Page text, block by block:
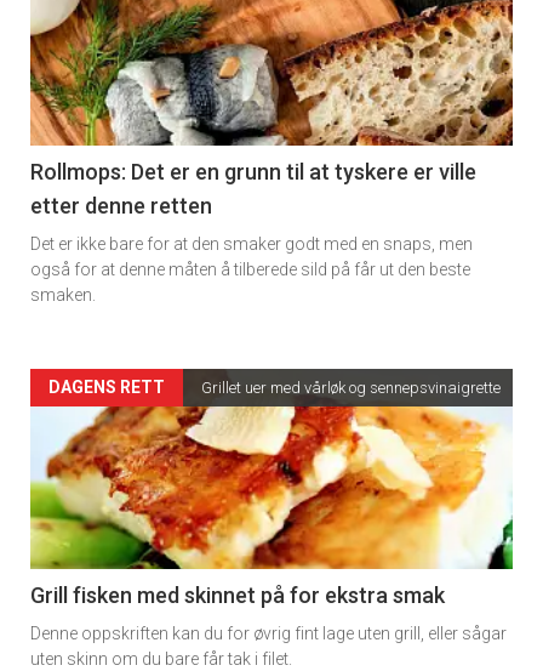
detail
-
section
11
Dagens
rett
Rollmops: Det er en grunn til at tyskere er ville
etter denne retten
Det er ikke bare for at den smaker godt med en snaps, men
også for at denne måten å tilberede sild på får ut den beste
smaken.
Artikler
detail
-
section
11
Ukens
DAGENS RETT Grillet uer med vårløk og sennepsvinaigrette
Grill fisken med skinnet på for ekstra smak
Denne oppskriften kan du for øvrig fint lage uten grill, eller sågar
uten skinn om du bare får tak i filet.